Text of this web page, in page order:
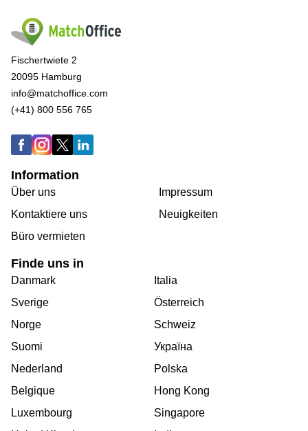
Fischertwiete 2
20095 Hamburg
info@matchoffice.com
(+41) 800 556 765
Information
Über uns
Kontaktiere uns
Büro vermieten
Impressum
Neuigkeiten
Finde uns in
Danmark
Sverige
Norge
Suomi
Nederland
Belgique
Luxembourg
Italia
Österreich
Schweiz
Україна
Polska
Hong Kong
Singapore